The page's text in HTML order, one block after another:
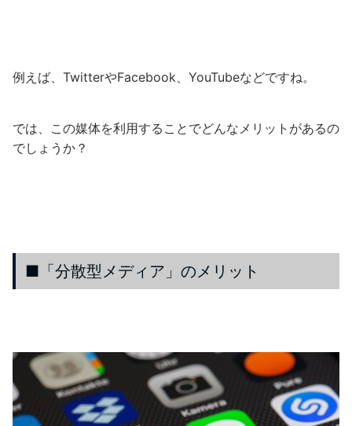
例えば、TwitterやFacebook、YouTubeなどですね。
では、この媒体を利用することでどんなメリットがあるの
でしょうか？
■「分散型メディア」のメリット